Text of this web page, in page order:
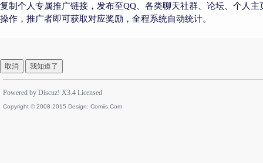
复制个人专属推广链接，发布至QQ、各类聊天社群、论坛、个人
操作，推广者即可获取对应奖励，全程系统自动统计。
取消 我知道了
Powered by Discuz! X3.4 Licensed
Copyright © 2008-2015 Design: Comiis.Com